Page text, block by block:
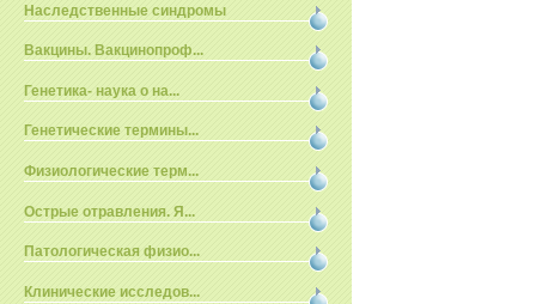
Наследственные синдромы
Вакцины. Вакцинопроф...
Генетика- наука о на...
Генетические термины...
Физиологические терм...
Острые отравления. Я...
Патологическая физио...
Клинические исследов...